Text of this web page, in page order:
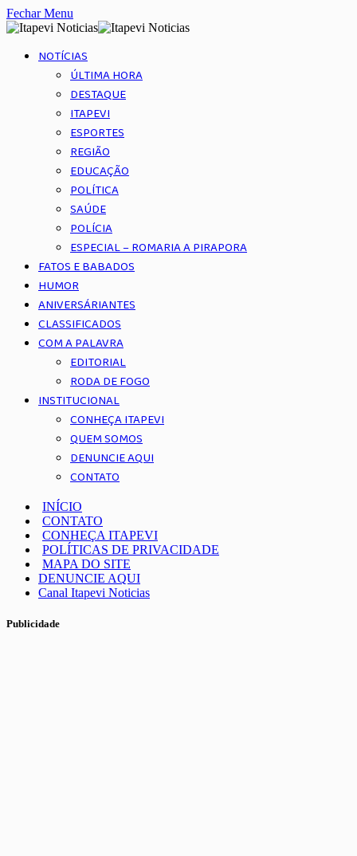
Fechar Menu
NOTÍCIAS
ÚLTIMA HORA
DESTAQUE
ITAPEVI
ESPORTES
REGIÃO
EDUCAÇÃO
POLÍTICA
SAÚDE
POLÍCIA
ESPECIAL – ROMARIA A PIRAPORA
FATOS E BABADOS
HUMOR
ANIVERSÁRIANTES
CLASSIFICADOS
COM A PALAVRA
EDITORIAL
RODA DE FOGO
INSTITUCIONAL
CONHEÇA ITAPEVI
QUEM SOMOS
DENUNCIE AQUI
CONTATO
INÍCIO
CONTATO
CONHEÇA ITAPEVI
POLÍTICAS DE PRIVACIDADE
MAPA DO SITE
DENUNCIE AQUI
Canal Itapevi Noticias
Publicidade